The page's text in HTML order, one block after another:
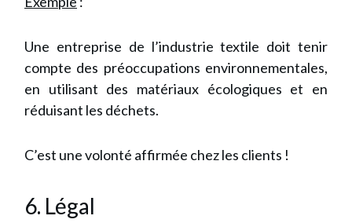
Une entreprise de l’industrie textile doit tenir
compte des préoccupations environnementales,
en utilisant des matériaux écologiques et en
réduisant les déchets.
C’est une volonté affirmée chez les clients !
6. Légal